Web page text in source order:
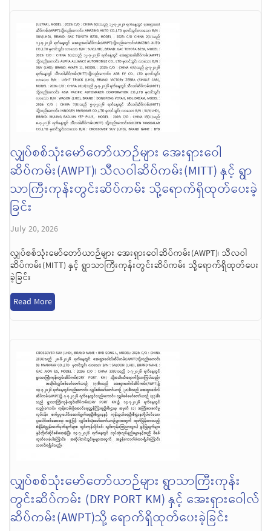
လျှပ်စစ်သုံးမော်တော်ယာဉ်များ အေးရှားဝေါ
ဆိပ်ကမ်း(AWPT)၊ သီလဝါဆိပ်ကမ်း(MITT) နှင့် ရွာ
သာကြီးကုန်းတွင်းဆိပ်ကမ်း သို့ရောက်ရှိထုတ်ပေးခဲ့
ခြင်း
July 20, 2026
လျှပ်စစ်သုံးမော်တော်ယာဉ်များ အေးရှားဝေါဆိပ်ကမ်း(AWPT)၊ သီလဝါ
ဆိပ်ကမ်း(MITT) နှင့် ရွာသာကြီးကုန်းတွင်းဆိပ်ကမ်း သို့ရောက်ရှိထုတ်ပေး
ခဲ့ခြင်း
Read More
လျှပ်စစ်သုံးမော်တော်ယာဉ်များ ရွာသာကြီးကုန်း
တွင်းဆိပ်ကမ်း (DRY PORT KM) နှင့် အေးရှားဝေါလ်
ဆိပ်ကမ်း(AWPT)သို့ ရောက်ရှိထုတ်ပေးခဲ့ခြင်း